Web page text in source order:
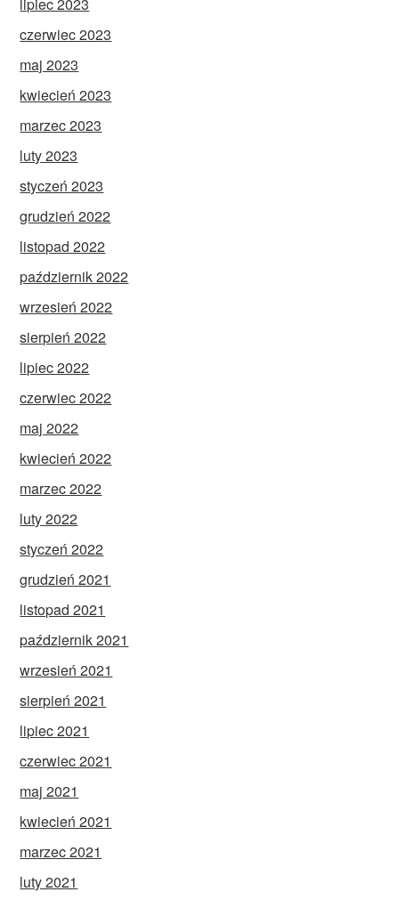
czerwiec 2023
maj 2023
kwiecień 2023
marzec 2023
luty 2023
styczeń 2023
grudzień 2022
listopad 2022
październik 2022
wrzesień 2022
sierpień 2022
lipiec 2022
czerwiec 2022
maj 2022
kwiecień 2022
marzec 2022
luty 2022
styczeń 2022
grudzień 2021
listopad 2021
październik 2021
wrzesień 2021
sierpień 2021
lipiec 2021
czerwiec 2021
maj 2021
kwiecień 2021
marzec 2021
luty 2021